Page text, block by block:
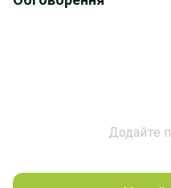
Додайте